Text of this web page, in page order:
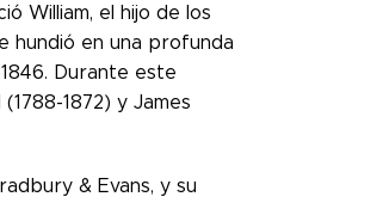
William, el hijo de los
hundió en una profunda
Durante este
1872) y James
& Evans, y su